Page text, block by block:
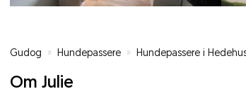
Gudog » Hundepassere » Hundepassere i
Om Julie